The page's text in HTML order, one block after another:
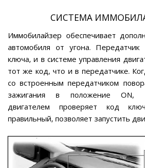
СИСТЕМА
Иммобилайзер обеспечивает
автомобиля от угона. Передатчик
ключа, и в системе управления
тот же код, что и в передатчике.
со встроенным передатчиком
зажигания в положение ON,
двигателем проверяет код
правильный, позволяет запустить